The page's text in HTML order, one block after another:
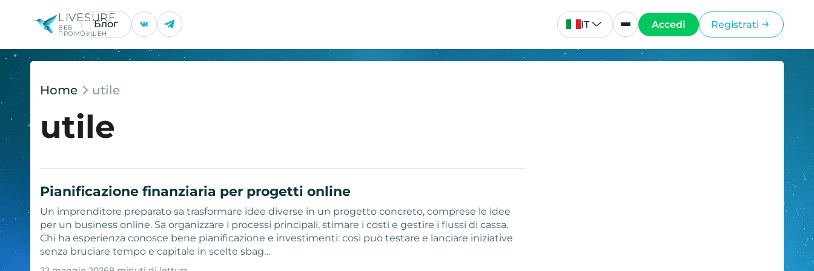
LIVESURF
ВЕБ
ПРОМОУШЕН
Блог IT Accedi Registrati
Home utile
utile
Pianificazione finanziaria per progetti online
Un imprenditore preparato sa trasformare idee diverse in un progetto concreto, comprese le idee
per un business online. Sa organizzare i processi principali, stimare i costi e gestire i flussi di cassa.
Chi ha esperienza conosce bene pianificazione e investimenti: così può testare e lanciare iniziative
senza bruciare tempo e capitale in scelte sbag…